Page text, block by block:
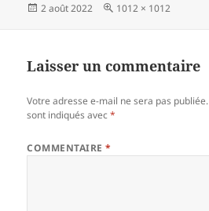
Publié
2 août 2022
Taille
1012 × 1012
Laisser un commentaire
Votre adresse e-mail ne sera pas publiée.
sont indiqués avec*
COMMENTAIRE*